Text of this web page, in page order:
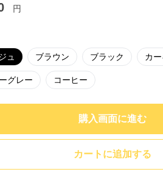
円
ュ ブラウン ブラック カ
グレー コーヒー
購入画面に進む
カートに追加する